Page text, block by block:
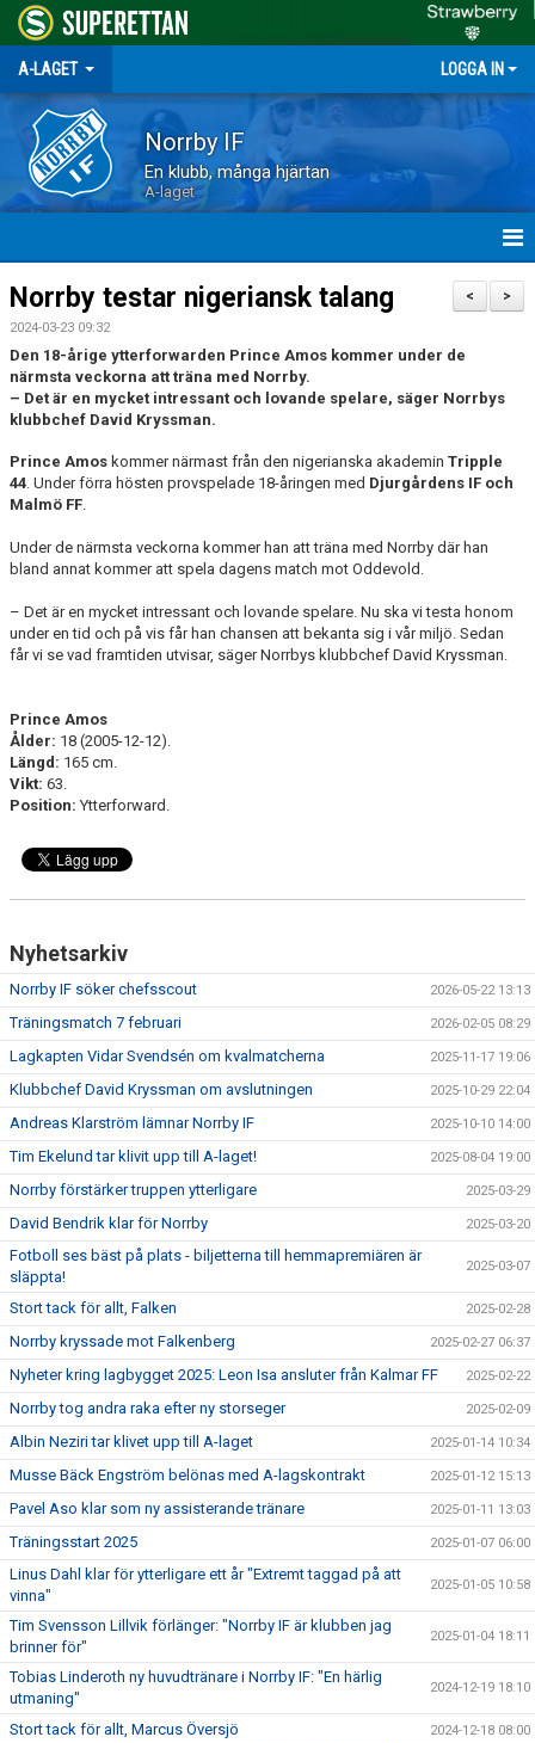
A-LAGET LOGGA IN
Norrby IF
En klubb, många hjärtan
A-laget
HEM
NYHETER
MATCHER
KALENDER
DOKUMENT
BILDER 2025
>
<
Norrby testar nigeriansk talang
2024-03-23 09:32
Den 18-årige ytterforwarden Prince Amos kommer under de
närmsta veckorna att träna med Norrby.
– Det är en mycket intressant och lovande spelare, säger Norrbys
klubbchef David Kryssman.
Prince Amos kommer närmast från den nigerianska akademin Tripple
44. Under förra hösten provspelade 18-åringen med Djurgårdens IF och
Malmö FF.
Under de närmsta veckorna kommer han att träna med Norrby där han
bland annat kommer att spela dagens match mot Oddevold.
– Det är en mycket intressant och lovande spelare. Nu ska vi testa honom
under en tid och på vis får han chansen att bekanta sig i vår miljö. Sedan
får vi se vad framtiden utvisar, säger Norrbys klubbchef David Kryssman.
Prince Amos
Ålder: 18 (2005-12-12).
Längd: 165 cm.
Vikt: 63.
Position: Ytterforward.
Nyhetsarkiv
Norrby IF söker chefsscout 2026-05-22 13:13
Träningsmatch 7 februari 2026-02-05 08:29
Lagkapten Vidar Svendsén om kvalmatcherna 2025-11-17 19:06
Klubbchef David Kryssman om avslutningen 2025-10-29 22:04
Andreas Klarström lämnar Norrby IF 2025-10-10 14:00
Tim Ekelund tar klivit upp till A-laget! 2025-08-04 19:00
Norrby förstärker truppen ytterligare 2025-03-29
David Bendrik klar för Norrby 2025-03-20
Fotboll ses bäst på plats - biljetterna till hemmapremiären är
släppta!
2025-03-07
Stort tack för allt, Falken 2025-02-28
Norrby kryssade mot Falkenberg 2025-02-27 06:37
Nyheter kring lagbygget 2025: Leon Isa ansluter från Kalmar FF 2025-02-22
Norrby tog andra raka efter ny storseger 2025-02-09
Albin Neziri tar klivet upp till A-laget 2025-01-14 10:34
Musse Bäck Engström belönas med A-lagskontrakt 2025-01-12 15:13
Pavel Aso klar som ny assisterande tränare 2025-01-11 13:03
Träningsstart 2025 2025-01-07 06:00
Linus Dahl klar för ytterligare ett år "Extremt taggad på att
vinna"
2025-01-05 10:58
Tim Svensson Lillvik förlänger: "Norrby IF är klubben jag
brinner för"
2025-01-04 18:11
Tobias Linderoth ny huvudtränare i Norrby IF: "En härlig
utmaning"
2024-12-19 18:10
Stort tack för allt, Marcus Översjö 2024-12-18 08:00